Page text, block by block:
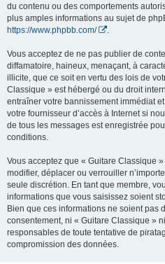
du contenu ou des comportements
plus amples informations au sujet de
https://www.phpbb.com/
Vous acceptez de ne pas publier de
diffamatoire, haineux, menaçant, à
illicite, que ce soit en vertu des lois de
Classique » est hébergé ou du droit
entraîner votre bannissement immédiat
votre fournisseur d’accès à Internet si
de tous les messages est enregistrée
conditions.
Vous acceptez que « Guitare Classique
modifier, déplacer ou verrouiller
seule discrétion. En tant que membre,
informations que vous saisissez soient
Bien que ces informations ne soient pas
consentement, ni « Guitare Classique »
responsables de toute tentative de
compromission des données.